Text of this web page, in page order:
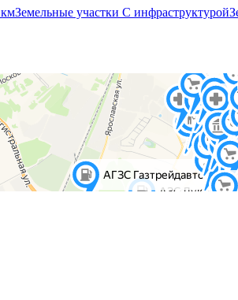
Земельные участки С инфраструктурой